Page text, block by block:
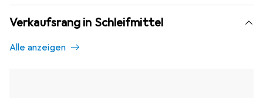
Verkaufsrang in Schleifmittel
Alle anzeigen